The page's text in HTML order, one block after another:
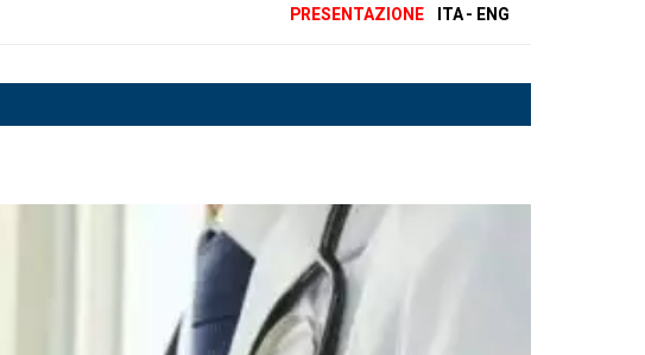
PRESENTAZIONE ITA ENG